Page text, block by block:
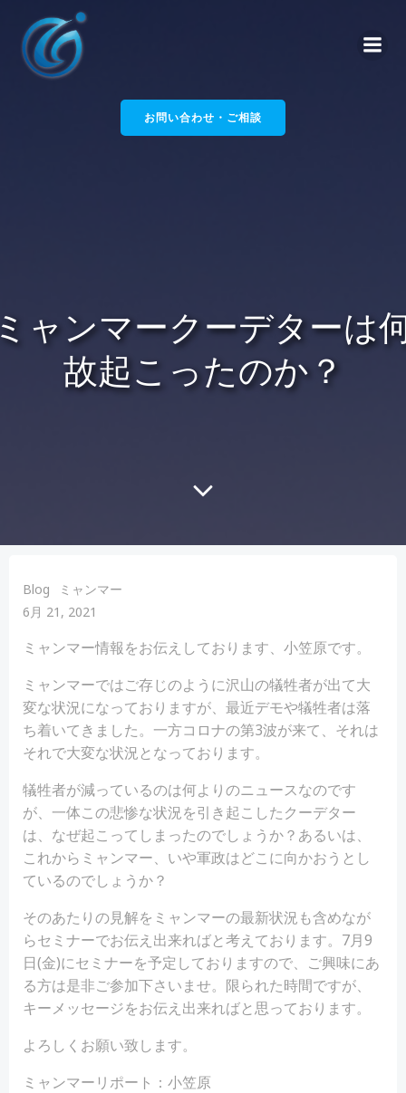
ツ
へ
ス
お問い合わせ・ご相談
ャンマークーデターは
故起こったのか？
Blog
ミャンマー
6月 21, 2021
ミャンマー情報をお伝えしております、小笠原です。
ミャンマーではご存じのように沢山の犠牲者が出て大
変な状況になっておりますが、最近デモや犠牲者は落
ち着いてきました。一方コロナの第3波が来て、それは
それで大変な状況となっております。
犠牲者が減っているのは何よりのニュースなのです
が、一体この悲惨な状況を引き起こしたクーデター
は、なぜ起こってしまったのでしょうか？あるいは、
これからミャンマー、いや軍政はどこに向かおうとし
ているのでしょうか？
そのあたりの見解をミャンマーの最新状況も含めなが
らセミナーでお伝え出来ればと考えております。7月9
日(金)にセミナーを予定しておりますので、ご興味にあ
る方は是非ご参加下さいませ。限られた時間ですが、
キーメッセージをお伝え出来ればと思っております。
よろしくお願い致します。
ミャンマーリポート：小笠原